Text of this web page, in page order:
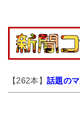
【262本】 話題の